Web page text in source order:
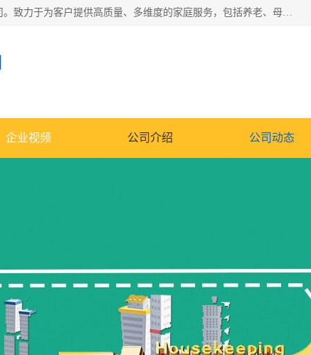
深圳市柏林家政有限公司是一家服务于深圳市民的专业家政公司。致力于为客户提供高质量、多维度的家庭服务，包括养老、母婴、月嫂育婴早教、康复理疗、家电清洗和保洁等方面的专业服务。
企业视频 公司介绍 公司动态